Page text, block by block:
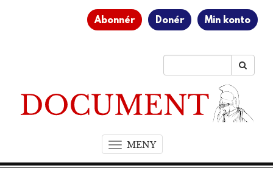
Abonnér Donér Min konto
MENYT
o